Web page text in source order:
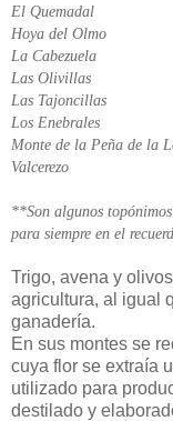
El Quemadal
Hoya del Olmo
La Cabezuela
Las Olivillas
Las Tajoncillas
Los Enebrales
Monte de la Peña de la
Valcerezo
**Son algunos
para siempre en el
Trigo, avena y
agricultura, al igual
ganadería.
En sus montes se
cuya flor se extraía
utilizado para
destilado y